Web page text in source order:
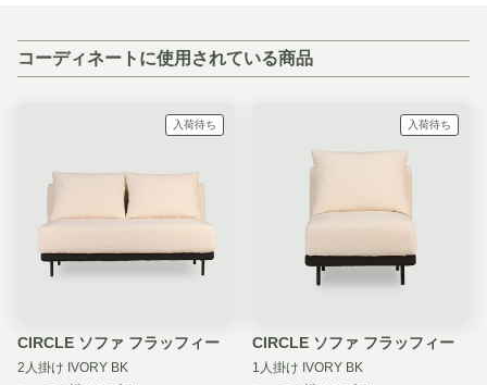
コーディネートに使用されている商品
入荷待ち
CIRCLE ソファ フラッフィー
2人掛け IVORY BK
入荷待ち
CIRCLE ソファ フラッフィー
1人掛け IVORY BK